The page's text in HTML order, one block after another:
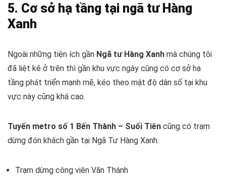
5. Cơ sở hạ tầng tại ngã tư Hàng
Xanh
Ngoài những tiện ích gần Ngã tư Hàng Xanh mà chúng tôi
đã liệt kê ở trên thì gần khu vực ngày cũng có cơ sở hạ
tầng phát triển mạnh mẽ, kéo theo mật độ dân số tại khu
vực này cũng khá cao.
Tuyến metro số 1 Bến Thành – Suối Tiên cũng có trạm
dừng đón khách gần tại Ngã Tư Hàng Xanh.
Trạm dừng công viên Văn Thánh